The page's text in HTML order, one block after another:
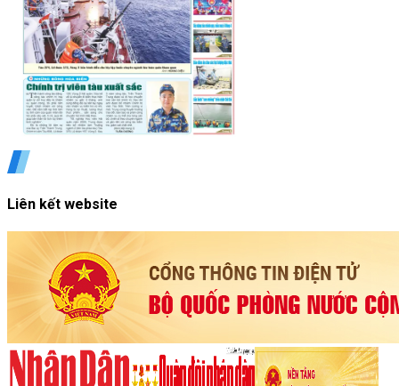
Liên kết website